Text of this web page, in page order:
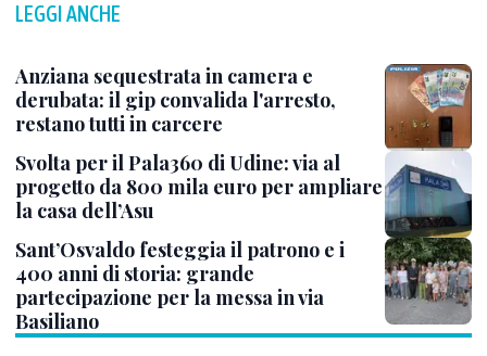
LEGGI ANCHE
Anziana sequestrata in camera e
derubata: il gip convalida l'arresto,
restano tutti in carcere
Svolta per il Pala360 di Udine: via al
progetto da 800 mila euro per ampliare
la casa dell’Asu
Sant’Osvaldo festeggia il patrono e i
400 anni di storia: grande
partecipazione per la messa in via
Basiliano